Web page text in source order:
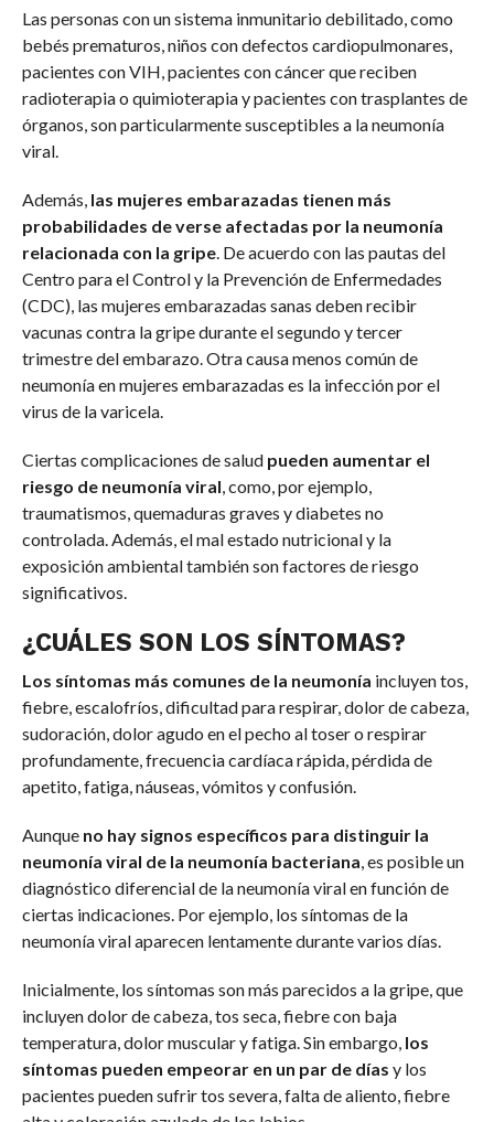
Las personas con un sistema inmunitario debilitado, como
bebés prematuros, niños con defectos cardiopulmonares,
pacientes con VIH, pacientes con cáncer que reciben
radioterapia o quimioterapia y pacientes con trasplantes de
órganos, son particularmente susceptibles a la neumonía
viral.
Además, las mujeres embarazadas tienen más
probabilidades de verse afectadas por la neumonía
relacionada con la gripe. De acuerdo con las pautas del
Centro para el Control y la Prevención de Enfermedades
(CDC), las mujeres embarazadas sanas deben recibir
vacunas contra la gripe durante el segundo y tercer
trimestre del embarazo. Otra causa menos común de
neumonía en mujeres embarazadas es la infección por el
virus de la varicela.
Ciertas complicaciones de salud pueden aumentar el
riesgo de neumonía viral , como, por ejemplo,
traumatismos, quemaduras graves y diabetes no
controlada. Además, el mal estado nutricional y la
exposición ambiental también son factores de riesgo
significativos.
¿CUÁLES SON LOS SÍNTOMAS?
Los síntomas más comunes de la neumonía incluyen tos,
fiebre, escalofríos, dificultad para respirar, dolor de cabeza,
sudoración, dolor agudo en el pecho al toser o respirar
profundamente, frecuencia cardíaca rápida, pérdida de
apetito, fatiga, náuseas, vómitos y confusión.
Aunque no hay signos específicos para distinguir la
neumonía viral de la neumonía bacteriana , es posible un
diagnóstico diferencial de la neumonía viral en función de
ciertas indicaciones. Por ejemplo, los síntomas de la
neumonía viral aparecen lentamente durante varios días.
Inicialmente, los síntomas son más parecidos a la gripe, que
incluyen dolor de cabeza, tos seca, fiebre con baja
temperatura, dolor muscular y fatiga. Sin embargo, los
síntomas pueden empeorar en un par de días y los
pacientes pueden sufrir tos severa, falta de aliento, fiebre